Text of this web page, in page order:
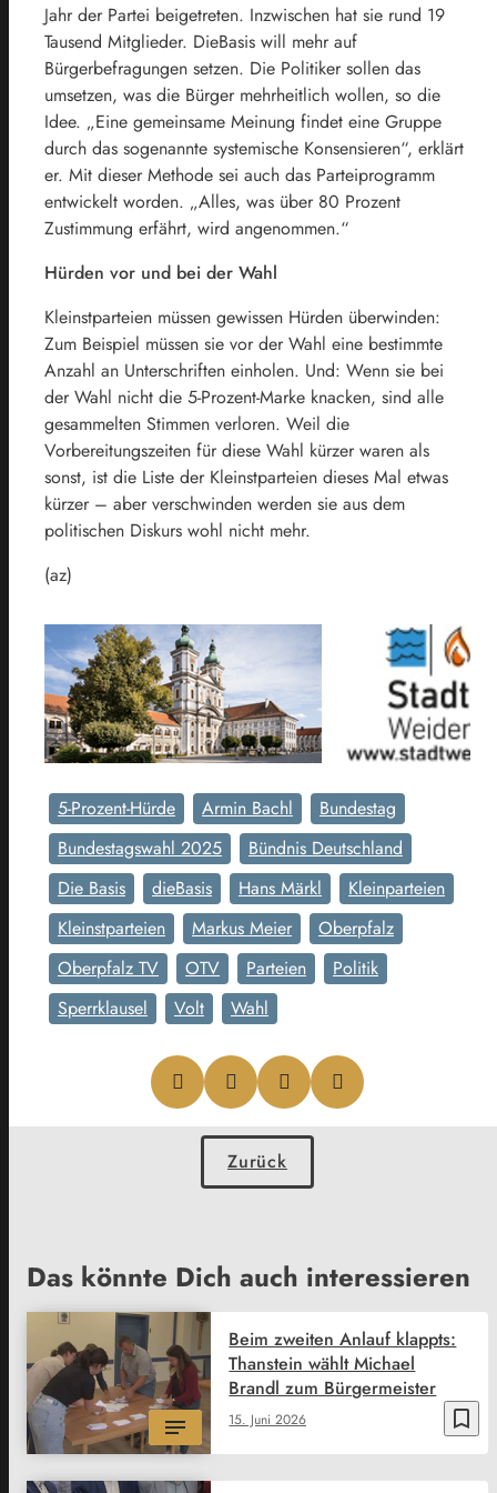
Jahr der Partei beigetreten. Inzwischen hat sie rund 19
Tausend Mitglieder. DieBasis will mehr auf
Bürgerbefragungen setzen. Die Politiker sollen das
umsetzen, was die Bürger mehrheitlich wollen, so die
Idee. „Eine gemeinsame Meinung findet eine Gruppe
durch das sogenannte systemische Konsensieren“, erklärt
er. Mit dieser Methode sei auch das Parteiprogramm
entwickelt worden. „Alles, was über 80 Prozent
Zustimmung erfährt, wird angenommen.“
Hürden vor und bei der Wahl
Kleinstparteien müssen gewissen Hürden überwinden:
Zum Beispiel müssen sie vor der Wahl eine bestimmte
Anzahl an Unterschriften einholen. Und: Wenn sie bei
der Wahl nicht die 5-Prozent-Marke knacken, sind alle
gesammelten Stimmen verloren. Weil die
Vorbereitungszeiten für diese Wahl kürzer waren als
sonst, ist die Liste der Kleinstparteien dieses Mal etwas
kürzer – aber verschwinden werden sie aus dem
politischen Diskurs wohl nicht mehr.
(az)
5-Prozent-Hürde Armin Bachl
Bundestag
Bundestagswahl 2025
Bündnis Deutschland
Die Basis
dieBasis Hans Märkl
Kleinparteien
Kleinstparteien
Markus Meier
Oberpfalz
Oberpfalz TV
OTV Parteien
Politik
Sperrklausel
Volt Wahl
Zurück
Das könnte Dich auch interessieren
bookmark_border
15. Juni 2026
Beim zweiten Anlauf klappts:
Thanstein wählt Michael
Brandl zum Bürgermeister